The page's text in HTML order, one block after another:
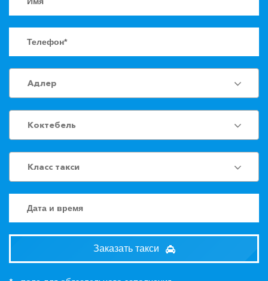
Адлер
Коктебель
Класс такси
Заказать такси